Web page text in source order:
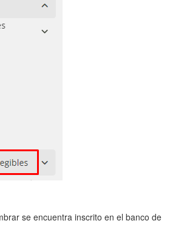
se encuentra inscrito en el banco de